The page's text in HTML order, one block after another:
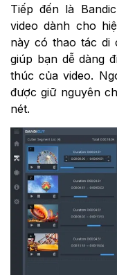
Tiếp đến là
video dành cho
này có thao tác di
giúp bạn dễ dàng
thúc của video.
được giữ nguyên
nét.